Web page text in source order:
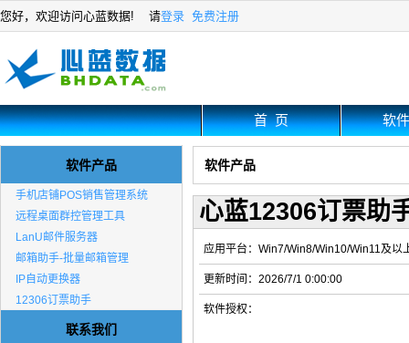
您好，欢迎访问心蓝数据! 请登录 免费注册
首 页 软
软件产品
手机店铺POS销售管理系统
远程桌面群控管理工具
LanU邮件服务器
邮箱助手-批量邮箱管理
IP自动更换器
12306订票助手
联系我们
软件产品
心蓝12306订票助
应用平台：Win7/Win8/Win10/Win11及以
更新时间：2026/7/1 0:00:00
软件授权：